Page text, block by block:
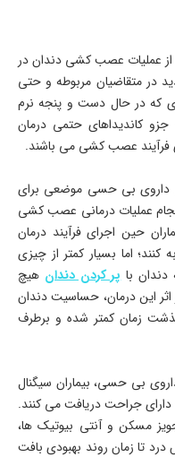
از عملیات عصب کشی دندان در
در متقاضیان مربوطه و حتی
که در حال دست و پنجه نرم
کاندیداهای حتمی درمان
فرآیند عصب کشی می باشند.
داروی بی حسی موضعی برای
عملیات درمانی عصب کشی
حین اجرای فرآیند درمان
اما بسیار کمتر از چیزی
باپر کردن دندان هیچ
این درمان، حساسیت دندان
گذشت زمان کمتر شده و برطرف
بی حسی، بیماران سیگنال
جراحت دریافت می کنند.
مسکن و آنتی بیوتیک ها،
تا زمان روند بهبودی بافت